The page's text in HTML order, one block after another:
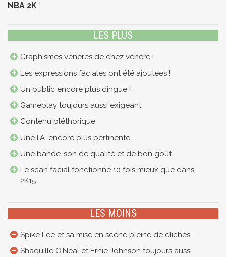
NBA 2K !
LES PLUS
Graphismes vénères de chez vénère !
Les expressions faciales ont été ajoutées !
Un public encore plus dingue !
Gameplay toujours aussi exigeant
Contenu pléthorique
Une I.A. encore plus pertinente
Une bande-son de qualité et de bon goût
Le scan facial fonctionne 10 fois mieux que dans
2K15
LES MOINS
Spike Lee et sa mise en scène pleine de clichés
Shaquille O’Neal et Ernie Johnson toujours aussi